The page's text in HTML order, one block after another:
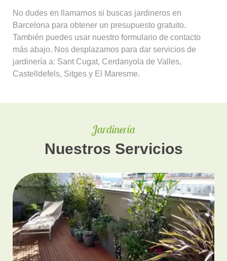
No dudes en llamarnos si buscas jardineros en
Barcelona para obtener un presupuesto gratuito.
También puedes usar nuestro formulario de contacto
más abajo. Nos desplazamos para dar servicios de
jardinería a: Sant Cugat, Cerdanyola de Valles,
Castelldefels, Sitges y El Maresme.
Jardinería
Nuestros Servicios